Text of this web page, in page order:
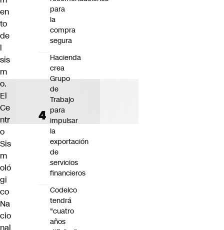
en
to
de
l
sis
m
o.
El
Ce
ntr
o
Sis
m
oló
gi
co
Na
cio
nal
para
la
compra
segura
Hacienda
crea
Grupo
de
Trabajo
para
impulsar
la
exportación
de
servicios
financieros
Codelco
tendrá
"cuatro
años